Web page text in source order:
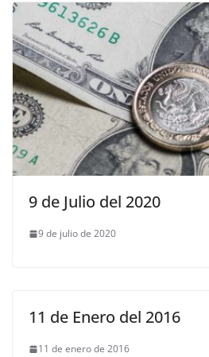
9 de Julio del 2020
9 de julio de 2020
11 de Enero del 2016
11 de enero de 2016